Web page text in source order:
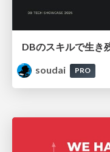
soudai
PRO